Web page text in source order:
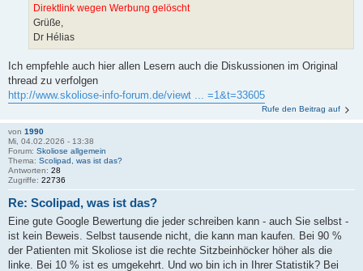
Direktlink wegen Werbung gelöscht
Grüße,
Dr Hélias
Ich empfehle auch hier allen Lesern auch die Diskussionen im Original
thread zu verfolgen
http://www.skoliose-info-forum.de/viewt ... =1&t=33605
Rufe den Beitrag auf
von 1990
Mi, 04.02.2026 - 13:38
Forum: Skoliose allgemein
Thema: Scolipad, was ist das?
Antworten: 28
Zugriffe: 22736
Re: Scolipad, was ist das?
Eine gute Google Bewertung die jeder schreiben kann - auch Sie selbst -
ist kein Beweis. Selbst tausende nicht, die kann man kaufen. Bei 90 %
der Patienten mit Skoliose ist die rechte Sitzbeinhöcker höher als die
linke. Bei 10 % ist es umgekehrt. Und wo bin ich in Ihrer Statistik? Bei